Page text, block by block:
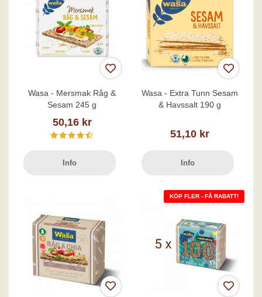
Wasa - Mersmak Råg &
Sesam 245 g
50,16 kr
Info
Wasa - Extra Tunn Sesam
& Havssalt 190 g
51,10 kr
Info
KÖP FLER - FÅ RABATT!